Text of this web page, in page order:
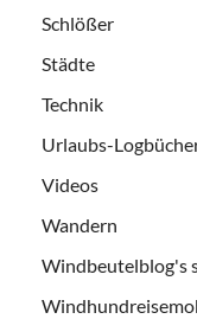
Schlößer
Städte
Technik
Urlaubs-
Videos
Wandern
Windbeutelblog's